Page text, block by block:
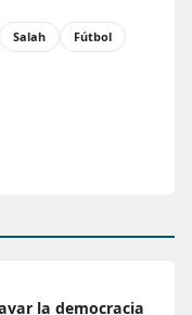
Salah
Fútbol
la democracia